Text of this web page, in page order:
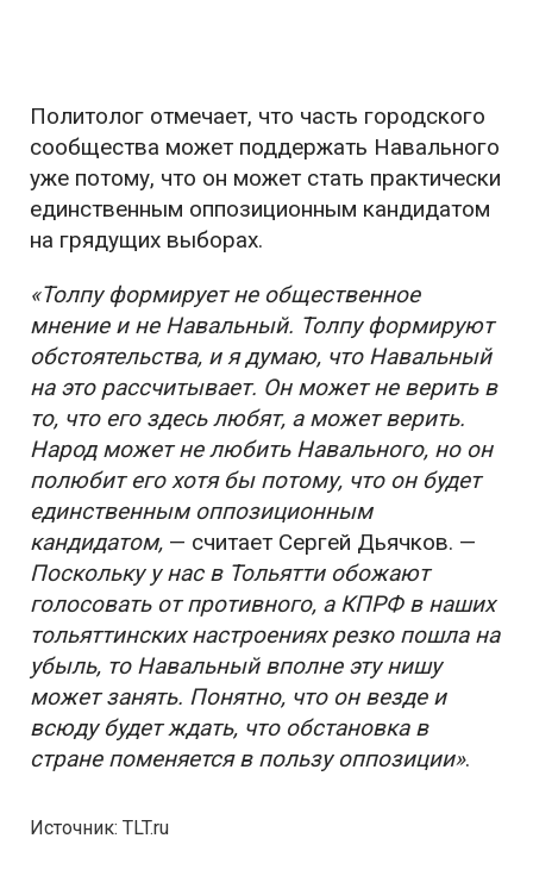
Политолог отмечает, что часть городского
сообщества может поддержать Навального
уже потому, что он может стать практически
единственным оппозиционным кандидатом
на грядущих выборах.
«Толпу формирует не общественное
мнение и не Навальный. Толпу формируют
обстоятельства, и я думаю, что Навальный
на это рассчитывает. Он может не верить в
то, что его здесь любят, а может верить.
Народ может не любить Навального, но он
полюбит его хотя бы потому, что он будет
единственным оппозиционным
кандидатом, — считает Сергей Дьячков. —
Поскольку у нас в Тольятти обожают
голосовать от противного, а КПРФ в наших
тольяттинских настроениях резко пошла на
убыль, то Навальный вполне эту нишу
может занять. Понятно, что он везде и
всюду будет ждать, что обстановка в
стране поменяется в пользу оппозиции».
Источник: TLT.ru